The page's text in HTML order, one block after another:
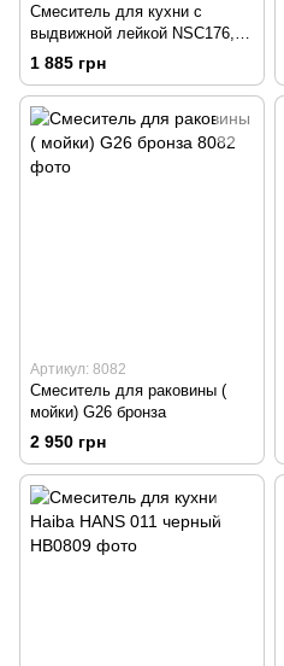
Смеситель для кухни с
выдвижной лейкой NSC176,
нержавейка
1 885 грн
Артикул: 8082
Смеситель для раковины (
мойки) G26 бронза
2 950 грн